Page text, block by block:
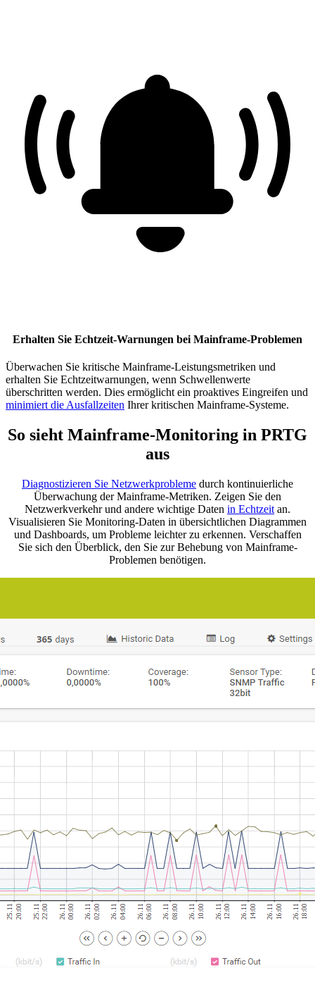
Erhalten Sie Echtzeit-Warnungen bei Mainframe-Problemen
Überwachen Sie kritische Mainframe-Leistungsmetriken und
erhalten Sie Echtzeitwarnungen, wenn Schwellenwerte
überschritten werden. Dies ermöglicht ein proaktives Eingreifen und
minimiert die Ausfallzeiten Ihrer kritischen Mainframe-Systeme.
So sieht Mainframe-Monitoring in PRTG
aus
Diagnostizieren Sie Netzwerkprobleme durch kontinuierliche
Überwachung der Mainframe-Metriken. Zeigen Sie den
Netzwerkverkehr und andere wichtige Daten in Echtzeit an.
Visualisieren Sie Monitoring-Daten in übersichtlichen Diagrammen
und Dashboards, um Probleme leichter zu erkennen. Verschaffen
Sie sich den Überblick, den Sie zur Behebung von Mainframe-
Problemen benötigen.